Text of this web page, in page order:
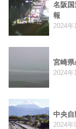
名阪
報
2024年
宮崎県
2024年
中央自
2024年